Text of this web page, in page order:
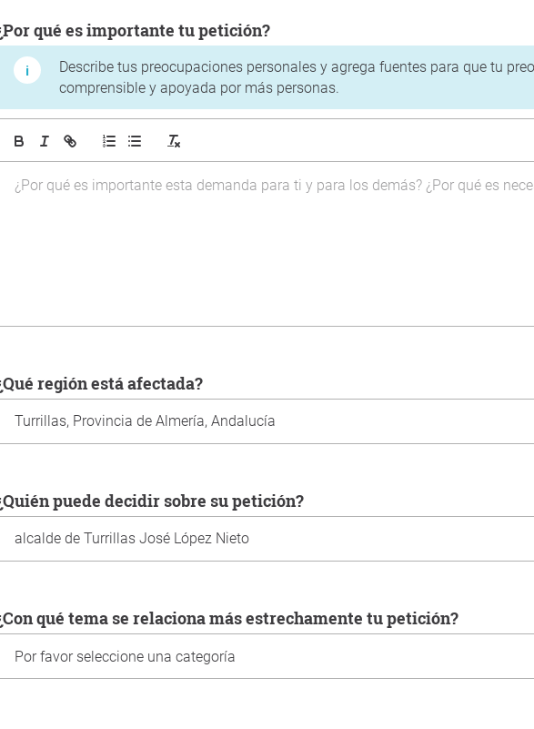
¿Por qué es importante tu petición?
Describe tus preocupaciones personales y agrega fuentes para que tu
comprensible y apoyada por más personas.
¿Qué región está afectada?
¿Quién puede decidir sobre su petición?
¿Con qué tema se relaciona más estrechamente tu petición?